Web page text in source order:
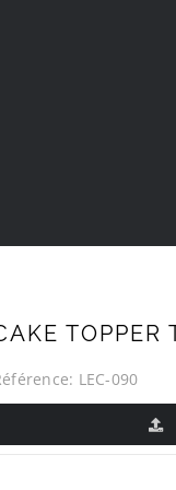
TOPPER
LEC-090